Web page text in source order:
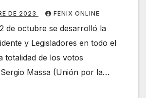
DE 2023 FENIX ONLINE
de octubre se desarrolló la
y Legisladores en todo el
totalidad de los votos
Massa (Unión por la…